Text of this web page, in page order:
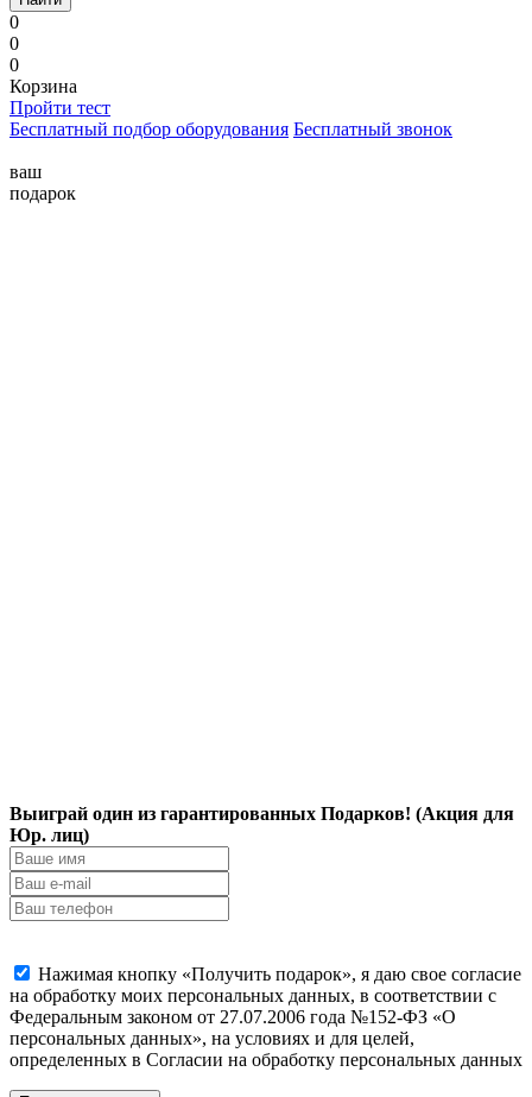
0
0
0
Корзина
Пройти тест
Бесплатный подбор оборудования Бесплатный звонок
ваш
подарок
Выиграй один из гарантированных Подарков! (Акция для
Юр. лиц)
Нажимая кнопку «Получить подарок», я даю свое согласие
на обработку моих персональных данных, в соответствии с
Федеральным законом от 27.07.2006 года №152-ФЗ «О
персональных данных», на условиях и для целей,
определенных в Согласии на обработку персональных данных